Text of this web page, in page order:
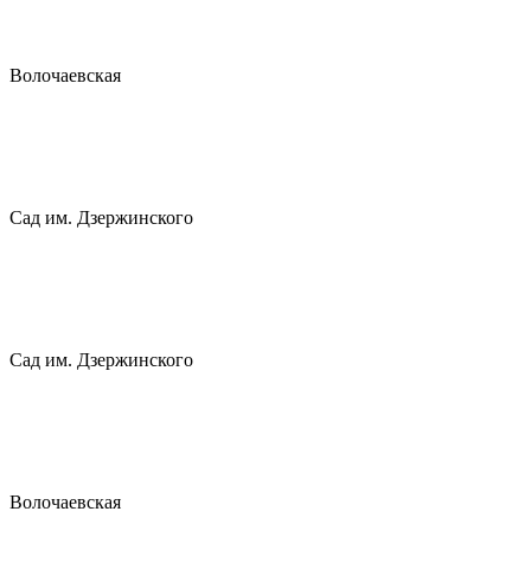
Волочаевская
Сад им. Дзержинского
Сад им. Дзержинского
Волочаевская